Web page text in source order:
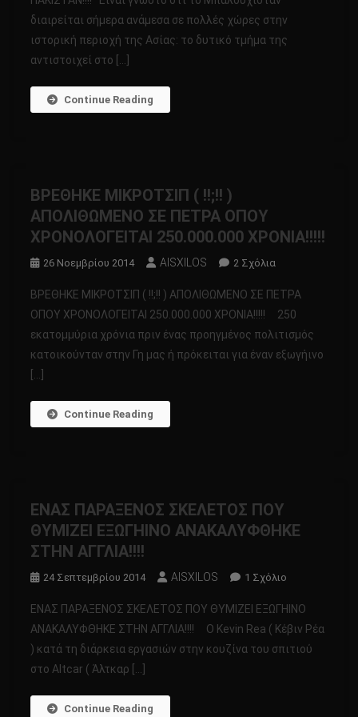
διαιρείται σήμερα ανάμεσα σε πολλές χώρες στην
ιστορική περιοχή της Ασίας: το δυτικό τμήμα της
αντιστοιχεί στο […]
Continue Reading
ΒΡΕΘΗΚΕ ΜΙΚΡΟΤΣΙΠ ( !!;!! )
ΑΠΟΛΙΘΩΜΕΝΟ ΣΕ ΠΕΤΡΑ ΟΠΟΥ
ΧΡΟΝΟΛΟΓΕΙΤΑΙ 250.000.000 ΧΡΟΝΙΑ!!!!!
26 Νοεμβρίου 2014 AISXILOS 2 ΣχόλιαΣτο
ΜΙΚΡΟΤΣΙΠ
!!;!!
)
ΒΡΕΘΗΚΕ ΜΙΚΡΟΤΣΙΠ ( !!;!! ) ΑΠΟΛΙΘΩΜΕΝΟ ΣΕ ΠΕΤΡΑ
ΟΠΟΥ ΧΡΟΝΟΛΟΓΕΙΤΑΙ 250.000.000 ΧΡΟΝΙΑ!!!!! 250
εκατομμύρια χρόνια πριν ένας προηγμένος πολιτισμός
κατοικούνταν στην Γη μας ή πρόκειται για έναν εξωγήινο
Continue Reading
ΕΝΑΣ ΠΑΡΑΞΕΝΟΣ ΣΚΕΛΕΤΟΣ ΠΟΥ
ΘΥΜΙΖΕΙ ΕΞΩΓΗΙΝΟ ΑΝΑΚΑΛΥΦΘΗΚΕ
ΣΤΗΝ ΑΓΓΛΙΑ!!!!
24 Σεπτεμβρίου 2014 AISXILOS 1 ΣχόλιοΣτο
ΠΑΡΑΞΕΝΟΣ
ΣΚΕΛΕΤΟΣ
ΠΟΥ
ΕΝΑΣ ΠΑΡΑΞΕΝΟΣ ΣΚΕΛΕΤΟΣ ΠΟΥ ΘΥΜΙΖΕΙ ΕΞΩΓΗΙΝΟ
ΑΝΑΚΑΛΥΦΘΗΚΕ ΣΤΗΝ ΑΓΓΛΙΑ!!!! Ο Kevin Rea ( Κέβιν Ρέα
) κατά τη διάρκεια εργασιών στην κουζίνα του σπιτιού
στο Altcar ( Άλτκαρ […]
Continue Reading